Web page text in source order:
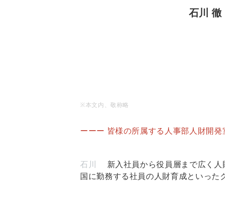
石川 徹
※本文内、敬称略
ーーー 皆様の所属する人事部人財開発
石川
新入社員から役員層まで広く人
国に勤務する社員の人財育成といった